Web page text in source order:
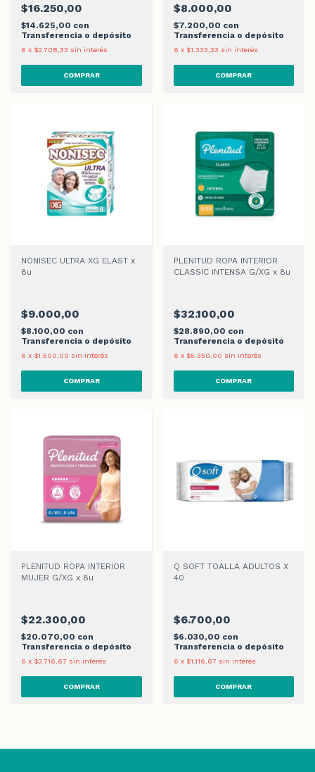
$16.250,00
$14.625,00 con
Transferencia o depósito
6 x $2.708,33 sin interés
$8.000,00
$7.200,00 con
Transferencia o depósito
6 x $1.333,33 sin interés
NONISEC ULTRA XG ELAST x
8u
$9.000,00
$8.100,00 con
Transferencia o depósito
6 x $1.500,00 sin interés
PLENITUD ROPA INTERIOR
CLASSIC INTENSA G/XG x 8u
$32.100,00
$28.890,00 con
Transferencia o depósito
6 x $5.350,00 sin interés
PLENITUD ROPA INTERIOR
MUJER G/XG x 8u
$22.300,00
$20.070,00 con
Transferencia o depósito
6 x $3.716,67 sin interés
Q SOFT TOALLA ADULTOS X
40
$6.700,00
$6.030,00 con
Transferencia o depósito
6 x $1.116,67 sin interés